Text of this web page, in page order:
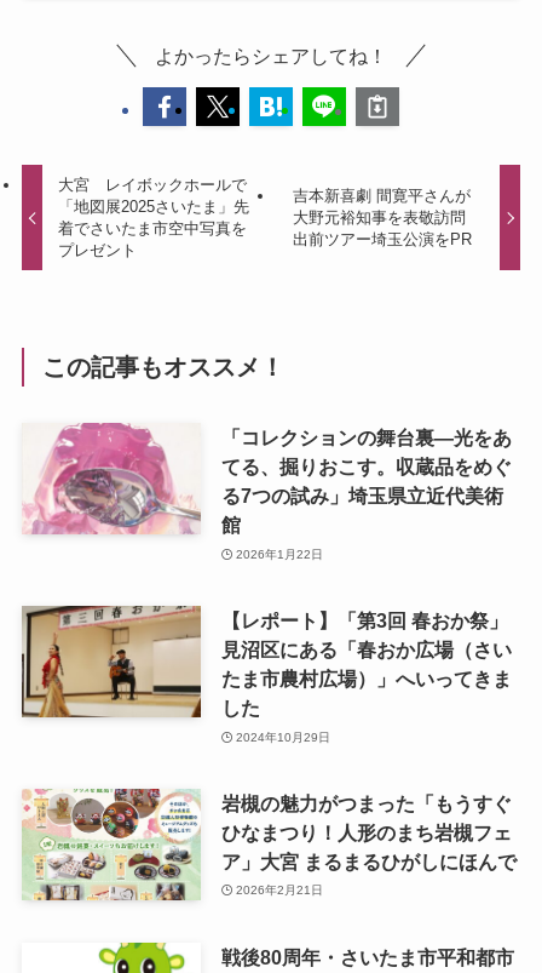
よかったらシェアしてね！
大宮 レイボックホールで
「地図展2025さいたま」先
着でさいたま市空中写真を
プレゼント
吉本新喜劇 間寛平さんが
大野元裕知事を表敬訪問
出前ツアー埼玉公演をPR
この記事もオススメ！
「コレクションの舞台裏―光をあ
てる、掘りおこす。収蔵品をめぐ
る7つの試み」埼玉県立近代美術
館
2026年1月22日
【レポート】「第3回 春おか祭」
見沼区にある「春おか広場（さい
たま市農村広場）」へいってきま
した
2024年10月29日
岩槻の魅力がつまった「もうすぐ
ひなまつり！人形のまち岩槻フェ
ア」大宮 まるまるひがしにほんで
2026年2月21日
戦後80周年・さいたま市平和都市